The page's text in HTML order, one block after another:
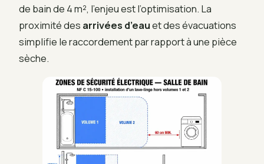
de bain de 4 m², l’enjeu est l’optimisation. La
proximité des arrivées d’eauet des évacuations
simplifie le raccordement par rapport à une pièce
sèche.